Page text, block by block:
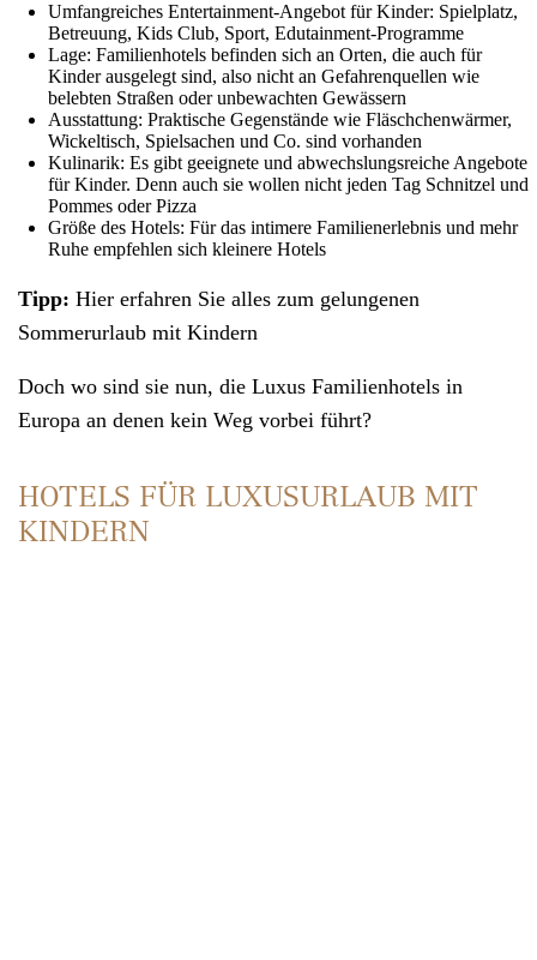
Umfangreiches Entertainment-Angebot für Kinder: Spielplatz,
Betreuung, Kids Club, Sport, Edutainment-Programme
Lage: Familienhotels befinden sich an Orten, die auch für
Kinder ausgelegt sind, also nicht an Gefahrenquellen wie
belebten Straßen oder unbewachten Gewässern
Ausstattung: Praktische Gegenstände wie Fläschchenwärmer,
Wickeltisch, Spielsachen und Co. sind vorhanden
Kulinarik: Es gibt geeignete und abwechslungsreiche Angebote
für Kinder. Denn auch sie wollen nicht jeden Tag Schnitzel und
Pommes oder Pizza
Größe des Hotels: Für das intimere Familienerlebnis und mehr
Ruhe empfehlen sich kleinere Hotels
Tipp: Hier erfahren Sie alles zum gelungenen
Sommerurlaub mit Kindern
Doch wo sind sie nun, die Luxus Familienhotels in
Europa an denen kein Weg vorbei führt?
HOTELS FÜR LUXUSURLAUB MIT
KINDERN